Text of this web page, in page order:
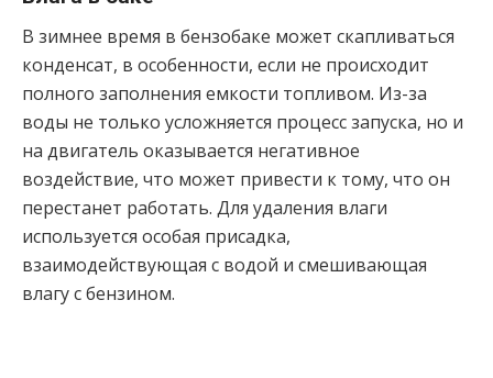
В зимнее время в бензобаке может скапливаться
конденсат, в особенности, если не происходит
полного заполнения емкости топливом. Из-за
воды не только усложняется процесс запуска, но и
на двигатель оказывается негативное
воздействие, что может привести к тому, что он
перестанет работать. Для удаления влаги
используется особая присадка,
взаимодействующая с водой и смешивающая
влагу с бензином.